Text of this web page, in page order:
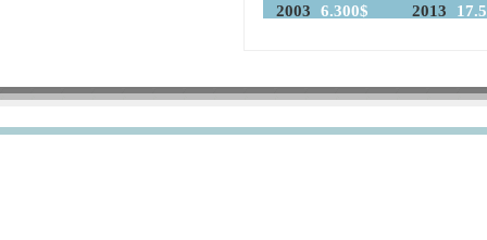
2003 6.300$ 2013